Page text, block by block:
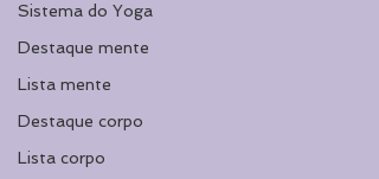
Sistema do Yoga
Destaque mente
Lista mente
Destaque corpo
Lista corpo